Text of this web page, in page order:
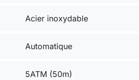
Acier inoxydable
Automatique
5ATM (50m)